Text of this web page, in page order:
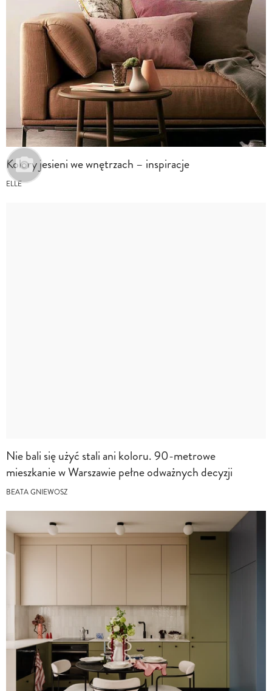
Kolory jesieni we wnętrzach – inspiracje
ELLE
Nie bali się użyć stali ani koloru. 90-metrowe
mieszkanie w Warszawie pełne odważnych decyzji
BEATA GNIEWOSZ